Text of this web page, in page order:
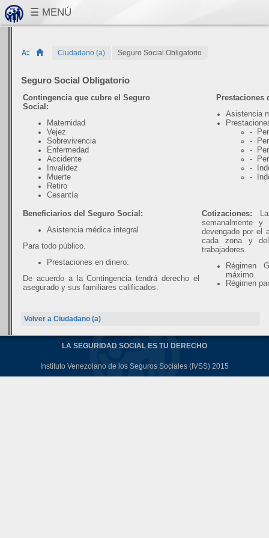
Ciudadano (a) Seguro Social Obligatorio
Seguro Social Obligatorio
Contingencia que cubre el Seguro
Social:
Maternidad
Vejez
Sobrevivencia
Enfermedad
Accidente
Invalidez
Muerte
Retiro
Cesantía
Prestaciones
Asistencia
-
-
-
-
-
-
Beneficiarios del Seguro Social:
Asistencia médica integral
Para todo público.
Prestaciones en dinero:
De acuerdo a la Contingencia tendrá derecho el
asegurado y sus familiares calificados.
Cotizaciones:
semanalmente
devengado por el
cada zona y
trabajadores.
Régimen
máximo.
Régimen
Volver a Ciudadano (a)
LA SEGURIDAD SOCIAL ES TU DERECHO
Instituto Venezolano de los Seguros Sociales (IVSS) 2015